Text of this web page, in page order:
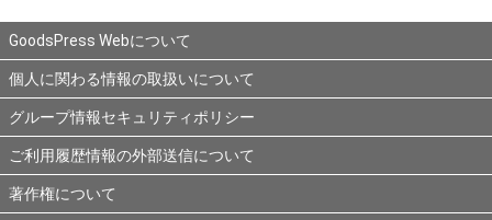
GoodsPress Webについて
個人に関わる情報の取扱いについて
グループ情報セキュリティポリシー
ご利用履歴情報の外部送信について
著作権について